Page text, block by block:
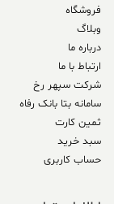
فروشگاه
وبلاگ
درباره ما
ارتباط با ما
شرکت سپهر رخ
سامانه بتا بانک رفاه
ثمین کارت
سبد خرید
حساب کاربری